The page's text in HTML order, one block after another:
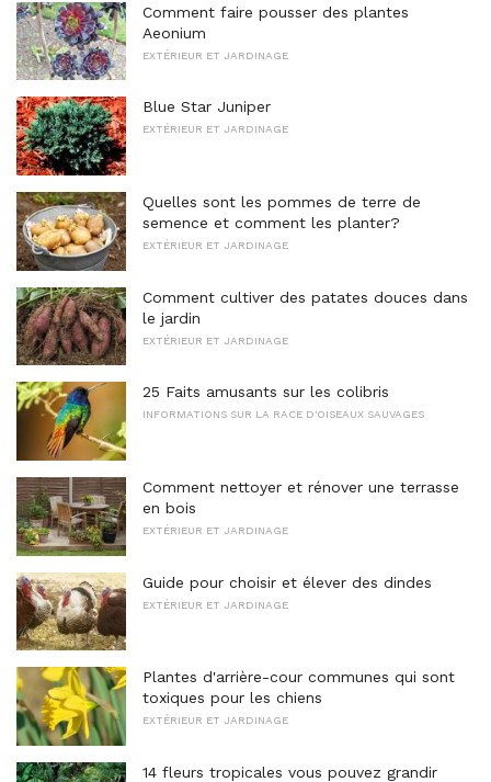
Comment faire pousser des plantes
Aeonium
EXTÉRIEUR ET JARDINAGE
Blue Star Juniper
EXTÉRIEUR ET JARDINAGE
Quelles sont les pommes de terre de
semence et comment les planter?
EXTÉRIEUR ET JARDINAGE
Comment cultiver des patates douces dans
le jardin
EXTÉRIEUR ET JARDINAGE
25 Faits amusants sur les colibris
INFORMATIONS SUR LA RACE D'OISEAUX SAUVAGES
Comment nettoyer et rénover une terrasse
en bois
EXTÉRIEUR ET JARDINAGE
Guide pour choisir et élever des dindes
EXTÉRIEUR ET JARDINAGE
Plantes d'arrière-cour communes qui sont
toxiques pour les chiens
EXTÉRIEUR ET JARDINAGE
14 fleurs tropicales vous pouvez grandir